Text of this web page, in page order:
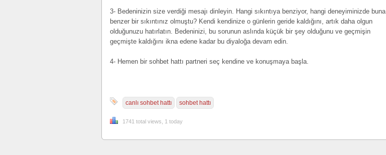
3- Bedeninizin size verdiği mesajı dinleyin. Hangi sıkıntıya benziyor, hangi deneyiminizde buna
benzer bir sıkıntınız olmuştu? Kendi kendinize o günlerin geride kaldığını, artık daha olgun
olduğunuzu hatırlatın. Bedeninizi, bu sorunun aslında küçük bir şey olduğunu ve geçmişin
geçmişte kaldığını ikna edene kadar bu diyaloğa devam edin.
4- Hemen bir sohbet hattı partneri seç kendine ve konuşmaya başla.
canlı sohbet hattı sohbet hattı
1741 total views, 1 today